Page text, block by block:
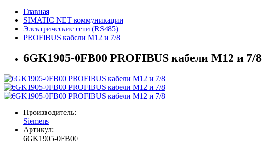
Главная
SIMATIC NET коммуникации
Электрические сети (RS485)
PROFIBUS кабели M12 и 7/8
6GK1905-0FB00 PROFIBUS кабели M12 и 7/8
Производитель:
Siemens
Артикул:
6GK1905-0FB00